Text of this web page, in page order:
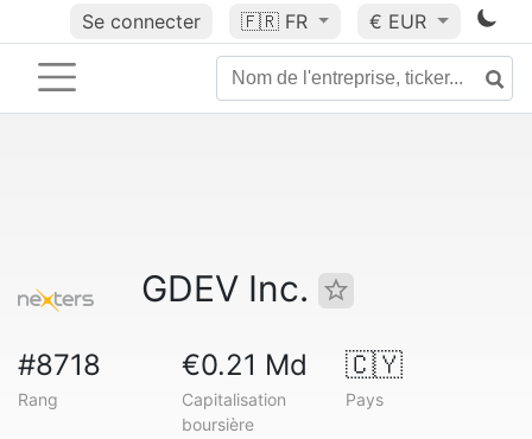
Se connecter 🇫🇷 FR € EUR
GDEV Inc.
#8718
Rang
€0.21 Md
Capitalisation
boursière
🇨🇾
Pays